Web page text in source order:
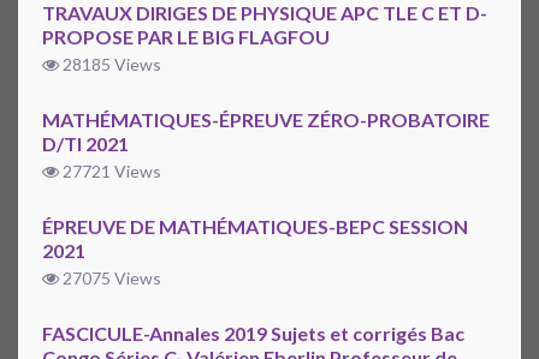
TRAVAUX DIRIGES DE PHYSIQUE APC TLE C ET D-
PROPOSE PAR LE BIG FLAGFOU
28185 Views
MATHÉMATIQUES-ÉPREUVE ZÉRO-PROBATOIRE
D/TI 2021
27721 Views
ÉPREUVE DE MATHÉMATIQUES-BEPC SESSION
2021
27075 Views
FASCICULE-Annales 2019 Sujets et corrigés Bac